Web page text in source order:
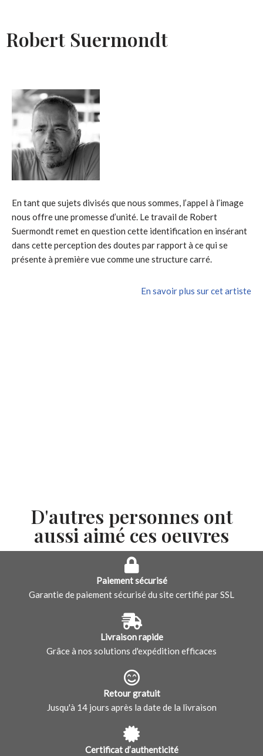
Robert Suermondt
En tant que sujets divisés que nous sommes, l’appel à l’image
nous offre une promesse d’unité. Le travail de Robert
Suermondt remet en question cette identification en insérant
dans cette perception des doutes par rapport à ce qui se
présente à première vue comme une structure carré.
En savoir plus sur cet artiste
D'autres personnes ont
aussi aimé ces oeuvres
Paiement sécurisé
Garantie de paiement sécurisé du site certifié par SSL
Livraison rapide
Grâce à nos solutions d'expédition efficaces
Retour gratuit
Jusqu'à 14 jours après la date de la livraison
Certificat d’authenticité